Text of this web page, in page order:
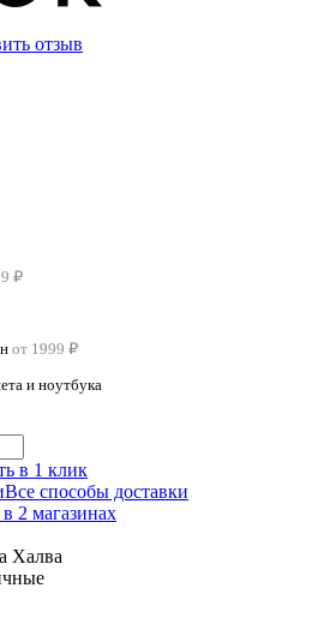
отзыв
₽
от 1999 ₽
и ноутбука
в 1 клик
Все способы доставки
2 магазинах
Халва